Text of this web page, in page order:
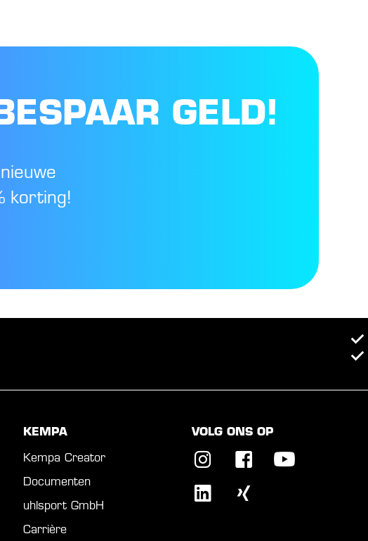
GELD!
korting!
KEMPA
Kempa Creator
Documenten
uhlsport GmbH
Carrière
VOLG ONS OP